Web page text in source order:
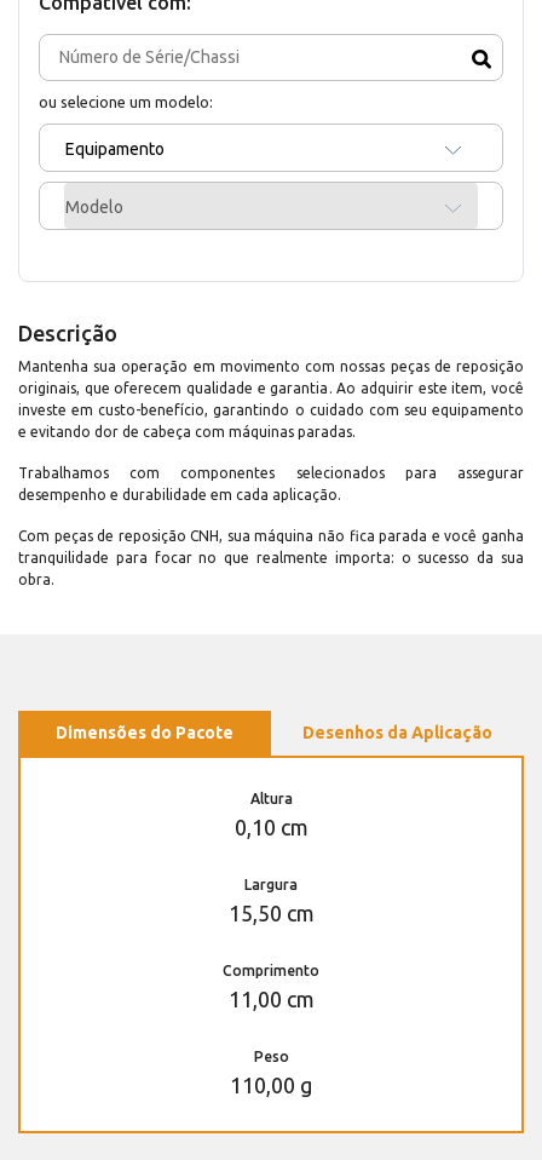
ou selecione um modelo:
Equipamento
Modelo
Descrição
Mantenha sua operação em movimento com nossas peças de reposição
originais, que oferecem qualidade e garantia. Ao adquirir este item, você
investe em custo-benefício, garantindo o cuidado com seu equipamento
e evitando dor de cabeça com máquinas paradas.
Trabalhamos com componentes selecionados para assegurar
desempenho e durabilidade em cada aplicação.
Com peças de reposição CNH, sua máquina não fica parada e você ganha
tranquilidade para focar no que realmente importa: o sucesso da sua
obra.
Dimensões do Pacote Desenhos da Aplicação
Altura
0,10 cm
Largura
15,50 cm
Comprimento
11,00 cm
Peso
110,00 g